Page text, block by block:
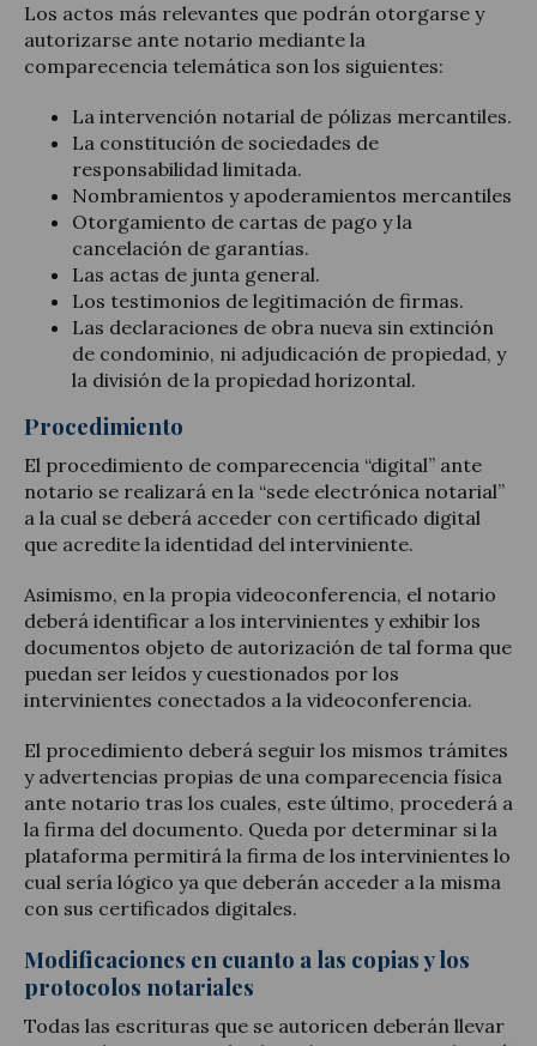
Los actos más relevantes que podrán otorgarse y
autorizarse ante notario mediante la
comparecencia telemática son los siguientes:
La intervención notarial de pólizas mercantiles.
La constitución de sociedades de
responsabilidad limitada.
Nombramientos y apoderamientos mercantiles
Otorgamiento de cartas de pago y la
cancelación de garantías.
Las actas de junta general.
Los testimonios de legitimación de firmas.
Las declaraciones de obra nueva sin extinción
de condominio, ni adjudicación de propiedad, y
la división de la propiedad horizontal.
Procedimiento
El procedimiento de comparecencia “digital” ante
notario se realizará en la “sede electrónica notarial”
a la cual se deberá acceder con certificado digital
que acredite la identidad del interviniente.
Asimismo, en la propia videoconferencia, el notario
deberá identificar a los intervinientes y exhibir los
documentos objeto de autorización de tal forma que
puedan ser leídos y cuestionados por los
intervinientes conectados a la videoconferencia.
El procedimiento deberá seguir los mismos trámites
y advertencias propias de una comparecencia física
ante notario tras los cuales, este último, procederá a
la firma del documento. Queda por determinar si la
plataforma permitirá la firma de los intervinientes lo
cual sería lógico ya que deberán acceder a la misma
con sus certificados digitales.
Modificaciones en cuanto a las copias y los
protocolos notariales
Todas las escrituras que se autoricen deberán llevar